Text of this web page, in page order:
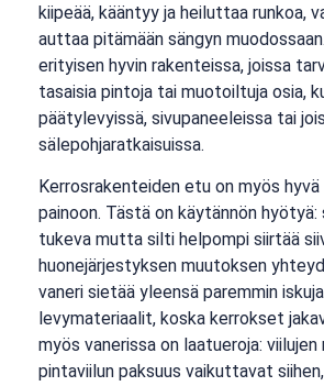
kiipeää, kääntyy ja heiluttaa runkoa,
auttaa pitämään sängyn
erityisen hyvin rakenteissa, joissa
tasaisia pintoja tai muotoiltuja osia,
päätylevyissä, sivupaneeleissa tai
sälepohjaratkaisuissa.
Kerrosrakenteiden etu on myös
painoon. Tästä on käytännön hyötyä:
tukeva mutta silti helpompi siirtää
huonejärjestyksen muutoksen
vaneri sietää yleensä paremmin
levymateriaalit, koska kerrokset
myös vanerissa on laatueroja: viilujen
pintaviilun paksuus vaikuttavat